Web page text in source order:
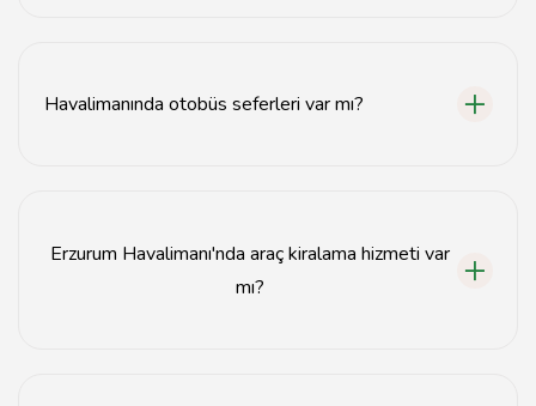
Havalimanında otobüs seferleri var mı?
Erzurum Havalimanı'nda araç kiralama hizmeti var
mı?